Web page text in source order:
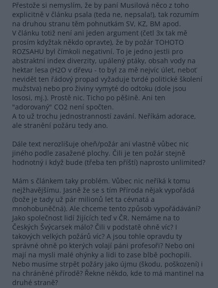
Přestože si nemyslím, že by paní Musilová něco z toho
explicitně v článku psala (teda ne, nepsala!), tak rozumím
na druhou stranu těm pohnutkám SV, KZ, BM apod.
V článku totiž není ani jeden argument (četl 3x tak mě
prosím kdyžtak někdo opravte), že by požár TOHOTO
ROZSAHU byl čímkoli negativní. To je jedno jestli pro
abstraktní index diverzity, upálený ptáky, obsah vody na
hektar lesa (H2O v dřevu - to byl za mě nejvíc úlet, neboť
nevidět ten řádový propad vyžaduje tvrdé politické školení
mužstva) nebo pro živiny vymyté do odtoku (dole jsou
lososi, mj.). Prostě nic. Ticho po pěšině. Ani ten
"adorovaný" CO2 není spočten.
A to už trochu jednostranností zavání. Neříkám adorace,
ale stranění požáru tedy ano.
Dále text nerozlišuje oheň/požár ani vlastně vůbec nic
jiného podle zasažené plochy. Čili je ten požár stejně
hodnotný i když bude (třeba ten příští) naprosto unlimited?
Mám s článkem taky problém. Vůbec nic neříká k tomu
nejžhavějšímu. Jasně že se s tím Příroda nějak vypořádá
(bože je tady už pár milionů let ta cévnatá a
mnohobuněčná). Ale chceme tento způsob vypořádávání?
Jako společnost lidí žijících teď v ČR. Nemáme na to
Českých Švýcarsek málo? Čili v podstatě ohně víc? I
takových velkých požárů víc? A jsou tohle opravdu ty
správné ohně po kterých volají páni profesoři? Nebo oni
mají na mysli malé ohýnky a lidi to zase blbě pochopili.
Nebo musíme strpět požáry jako újmu (škodu, poškození) i
na chráněné přírodě? Řekne někdo, kde to má mantinel na
druhé straně?